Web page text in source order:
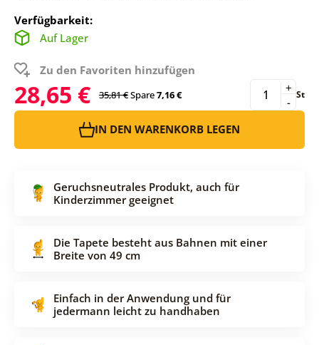
Verfügbarkeit:
Auf Lager
Zu den Favoriten hinzufügen
28,65 € 35,81 €Spare7,16 € -
+ St
IN DEN WARENKORB LEGEN
Geruchsneutrales Produkt, auch für
Kinderzimmer geeignet
Die Tapete besteht aus Bahnen mit einer
Breite von 49 cm
Einfach in der Anwendung und für
jedermann leicht zu handhaben